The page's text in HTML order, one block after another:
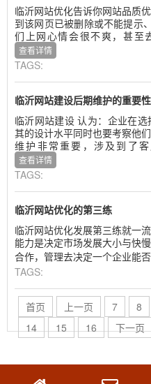
临沂网站优化告诉你网站品质
到该网页已被删除或不能提示
们上网心情会很不爽，甚至
查看详情
TAGS:
临沂网站建设后期维护的重要性
临沂网站建设 认为：企业在
其的设计水平同时也要考察他
维护非常重要，涉及到了
查看详情
TAGS:
临沂网站优化的第三练
临沂网站优化发展第三练就一
能力是决定市场发展大小与快
合作，管理去决定一个企业能
TAGS:
首页 上一页 7 8
14
15 16 下一页